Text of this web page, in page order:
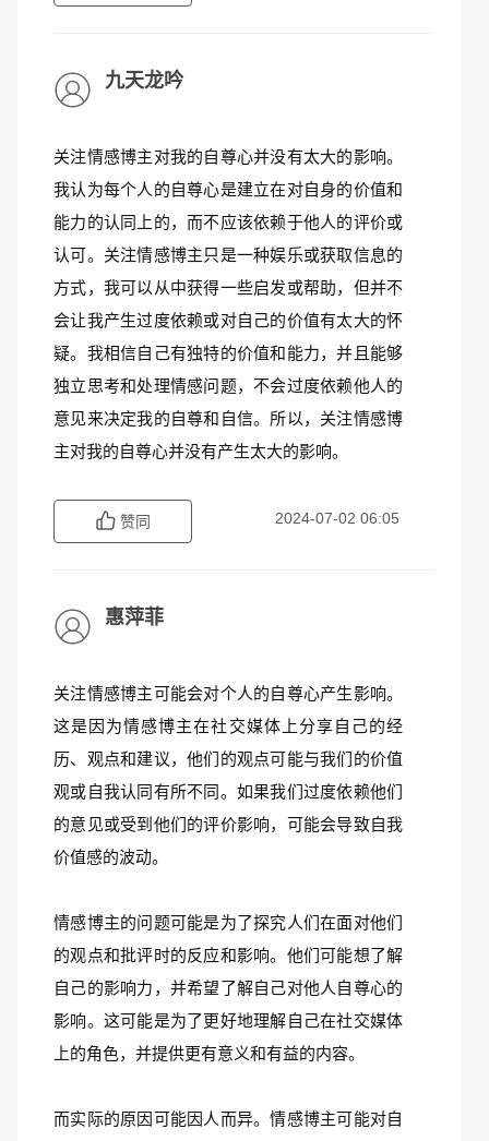
九天龙吟
关注情感博主对我的自尊心并没有太大的影响。
我认为每个人的自尊心是建立在对自身的价值和
能力的认同上的，而不应该依赖于他人的评价或
认可。关注情感博主只是一种娱乐或获取信息的
方式，我可以从中获得一些启发或帮助，但并不
会让我产生过度依赖或对自己的价值有太大的怀
疑。我相信自己有独特的价值和能力，并且能够
独立思考和处理情感问题，不会过度依赖他人的
意见来决定我的自尊和自信。所以，关注情感博
主对我的自尊心并没有产生太大的影响。
赞同 2024-07-02 06:05
惠萍菲
关注情感博主可能会对个人的自尊心产生影响。
这是因为情感博主在社交媒体上分享自己的经
历、观点和建议，他们的观点可能与我们的价值
观或自我认同有所不同。如果我们过度依赖他们
的意见或受到他们的评价影响，可能会导致自我
价值感的波动。
情感博主的问题可能是为了探究人们在面对他们
的观点和批评时的反应和影响。他们可能想了解
自己的影响力，并希望了解自己对他人自尊心的
影响。这可能是为了更好地理解自己在社交媒体
上的角色，并提供更有意义和有益的内容。
而实际的原因可能因人而异。情感博主可能对自